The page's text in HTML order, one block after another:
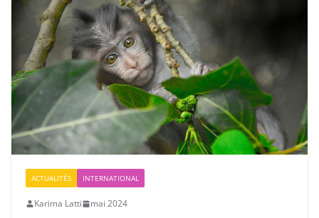
ACTUALITÉS INTERNATIONAL
Karima Latti mai 2024